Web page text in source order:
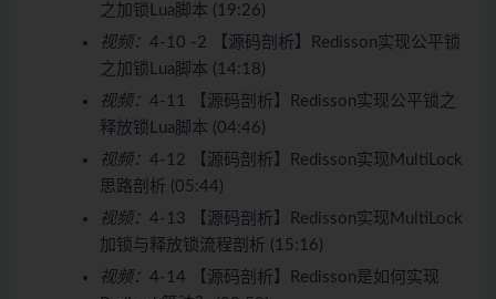
之加锁Lua脚本 (19:26)
视频： 4-10 -2 【源码剖析】Redisson实现公平锁
之加锁Lua脚本 (14:18)
视频： 4-11 【源码剖析】Redisson实现公平锁之
释放锁Lua脚本 (04:46)
视频： 4-12 【源码剖析】Redisson实现MultiLock
思路剖析 (05:44)
视频： 4-13 【源码剖析】Redisson实现MultiLock
加锁与释放锁流程剖析 (15:16)
视频： 4-14 【源码剖析】Redisson是如何实现